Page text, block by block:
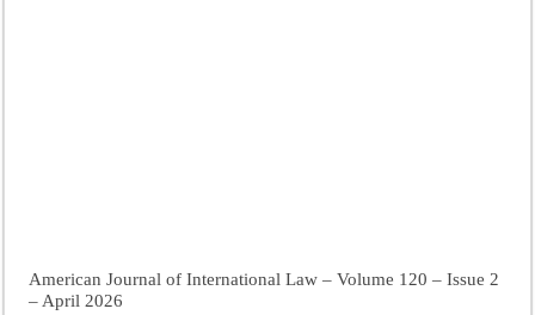
American Journal of International Law – Volume 120 – Issue 2
– April 2026